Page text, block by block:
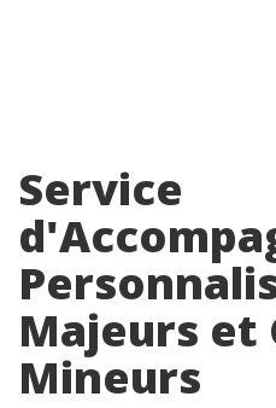
Service
Majeurs et
Mineurs